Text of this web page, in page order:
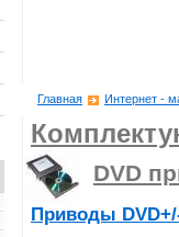
Главная Интернет -
DVD
Приводы